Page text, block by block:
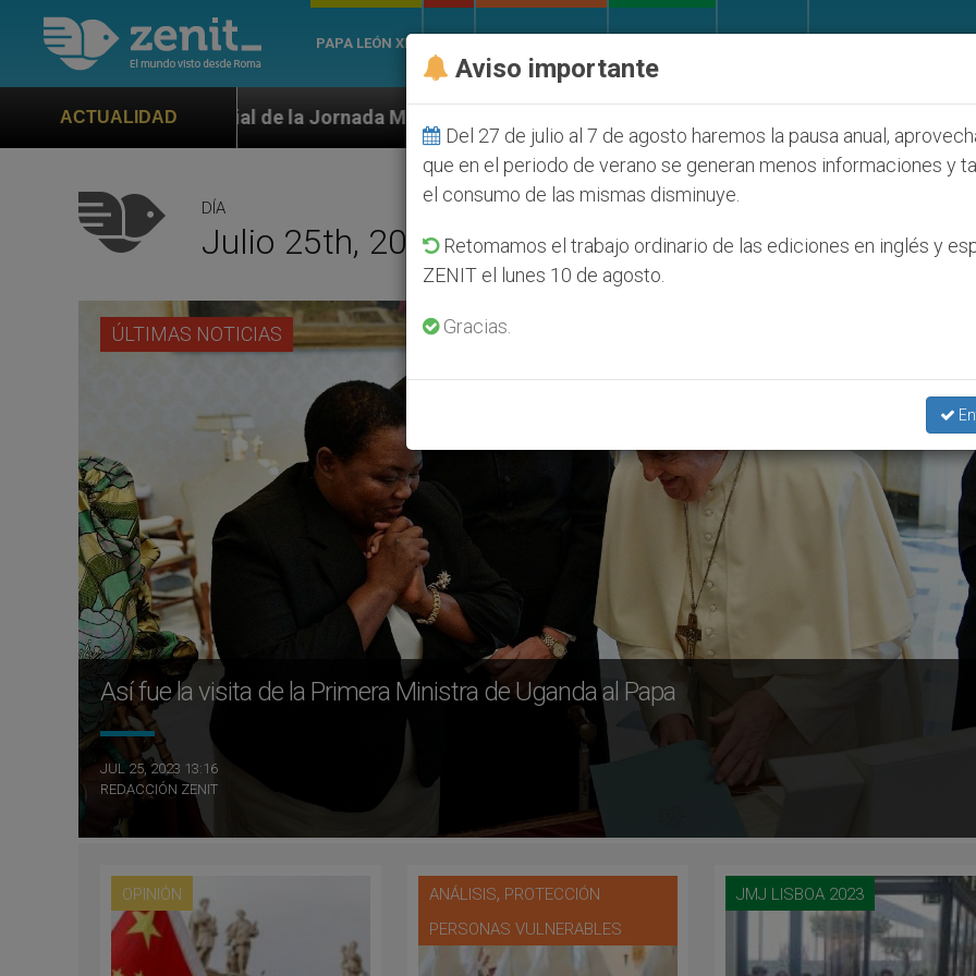
PAPA LEÓN XIV
ACTUALIDAD
de la Jornada Mundial de la Juventud Seúl 2027 ONU se pronuncia ante caso de obispo católico
DÍA
Julio 25th, 2023
ÚLTIMAS NOTICIAS
Así fue la visita de la Primera Ministra de Uganda al Papa
JUL 25, 2023 13:16
REDACCIÓN ZENIT
OPINIÓN ANÁLISIS, PROTECCIÓN
PERSONAS VULNERABLES
JMJ LISBOA 2023
Aviso importante
Del 27 de julio al 7 de agosto haremos la pausa anual,
que en el periodo de verano se generan menos informaciones y
el consumo de las mismas disminuye.
Retomamos el trabajo ordinario de las ediciones en inglés y
ZENIT el lunes 10 de agosto.
Gracias.